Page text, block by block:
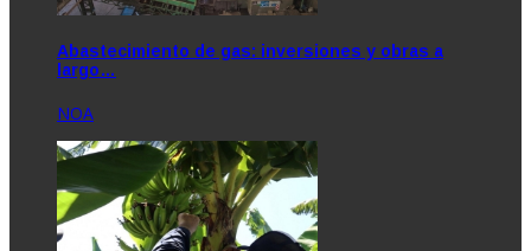
Abastecimiento de gas: inversiones y obras a
largo…
NOA